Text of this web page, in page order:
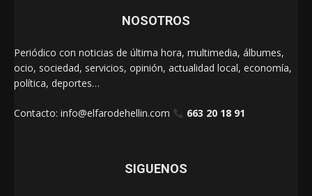
NOSOTROS
Periódico con noticias de última hora, multimedia, álbumes,
ocio, sociedad, servicios, opinión, actualidad local, economía,
política, deportes…
Contacto: info@elfarodehellin.com 663 20 18 91
SIGUENOS